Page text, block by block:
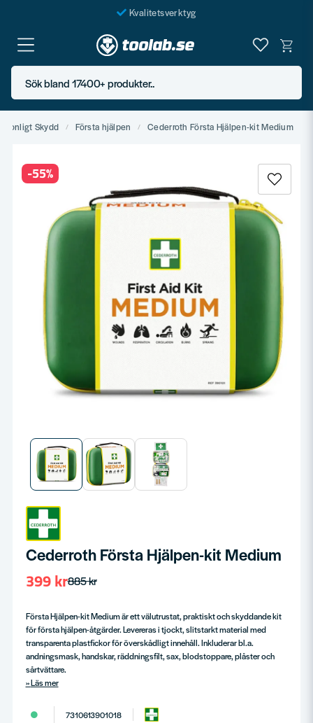
Kvalitetsverktyg
Fraktfritt över 999 SEK*
En järnhandel för alla
Butik i Göteborg
Sök bland 17400+ produkter..
Skydd Första hjälpen Cederroth Första Hjälpen-kit Medium
-55%
Cederroth Första Hjälpen-kit Medium
885 kr
399 kr
Första Hjälpen-kit Medium är ett välutrustat, praktiskt och skyddande kit
för första hjälpen-åtgärder. Levereras i tjockt, slitstarkt material med
transparenta plastfickor för överskådligt innehåll. Inkluderar bl.a.
andningsmask, handskar, räddningsfilt, sax, blodstoppare, plåster och
sårtvättare.
Läs mer
7310613901018